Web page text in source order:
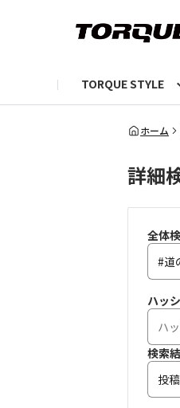
TORQUE STYLE
お知らせ
TORQUEニ
TORQUEフ
自己紹介しよ
編集部の日
ホーム
詳細
全体
ハッ
検索
投